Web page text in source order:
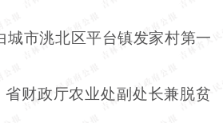
城市洮北区平台镇发家村第一
省财政厅农业处副处长兼脱贫